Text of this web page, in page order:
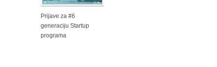
Prijave za #6
generaciju Startup
programa